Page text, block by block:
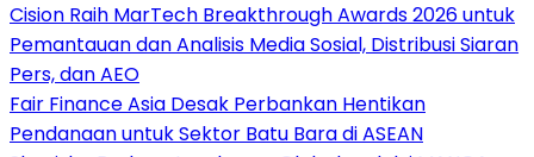
Cision Raih MarTech Breakthrough Awards 2026 untuk
Pemantauan dan Analisis Media Sosial, Distribusi Siaran
Pers, dan AEO
Fair Finance Asia Desak Perbankan Hentikan
Pendanaan untuk Sektor Batu Bara di ASEAN